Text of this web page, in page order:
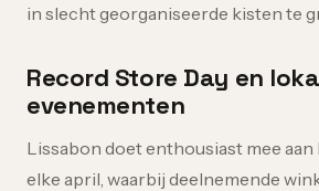
in slecht georganiseerde kisten te
Record Store Day en
evenementen
Lissabon doet enthousiast mee
elke april, waarbij deelnemende